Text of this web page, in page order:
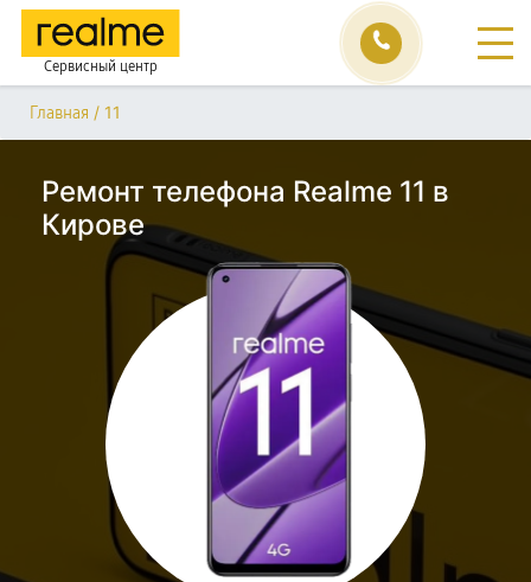
Сервисный центр
Главная / 11
Ремонт телефона Realme 11 в
Кирове